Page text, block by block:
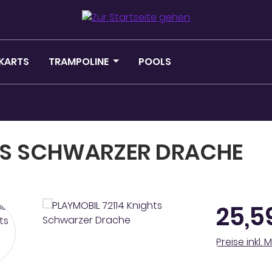
TRAMPOLINE POOLS
SCHWARZER DRACHE
Regulärer
Preise inkl.